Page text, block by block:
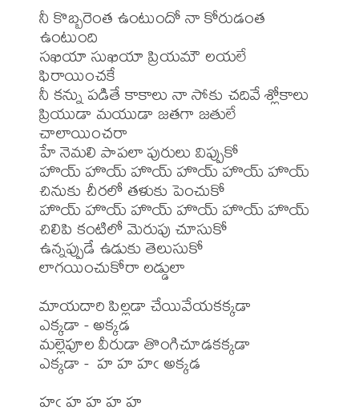
నీ కొబ్బరెంత ఉంటుందో నా కోరుడంత
ఉంటుంది
సఖియా సుఖియా ప్రియమౌ లయలే
ఫిరాయించకే
నీ కన్ను పడితే కాకాలు నా సోకు చదివే శ్లోకాలు
ప్రియుడా మయుడా జతగా జతులే
చాలాయించరా
హే నెమలి పాపలా పురులు విప్పుకో
హొయ్ హొయ్ హొయ్ హొయ్ హొయ్ హొయ్
చినుకు చీరలో తళుకు పెంచుకో
హొయ్ హొయ్ హొయ్ హొయ్ హొయ్ హొయ్
చిలిపి కంటిలో మెరుపు చూసుకో
ఉన్నప్పుడే ఉడుకు తెలుసుకో
లాగయించుకోరా లడ్డులా
మాయదారి పిల్లడా చేయివేయకక్కడా
ఎక్కడా - అక్కడ
మల్లెపూల వీరుడా తొంగిచూడకక్కడా
ఎక్కడా -  హ హ హఁ అక్కడ
హఁ హ హ హ హ